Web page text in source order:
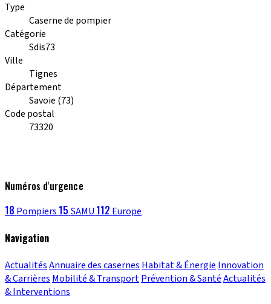
Type
Caserne de pompier
Catégorie
Sdis73
Ville
Tignes
Département
Savoie (73)
Code postal
73320
Numéros d'urgence
18 Pompiers 15 SAMU 112 Europe
Navigation
ActualitésAnnuaire des casernes Habitat & Énergie Innovation
& Carrières Mobilité & TransportPrévention & SantéActualités
& Interventions